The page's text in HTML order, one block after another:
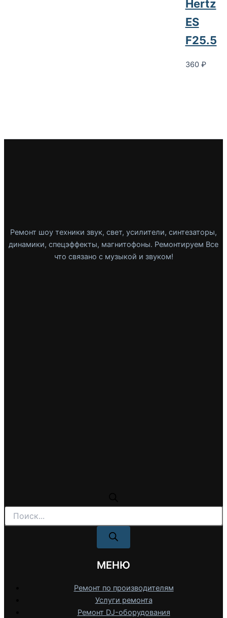
Hertz
ES
F25.5
360 ₽
Ремонт шоу техники звук, свет, усилители, синтезаторы,
динамики, спецэффекты, магнитофоны. Ремонтируем Все
что связано с музыкой и звуком!
Поиск
товаров
МЕНЮ
Ремонт по производителям
Услуги ремонта
Ремонт DJ-оборудования